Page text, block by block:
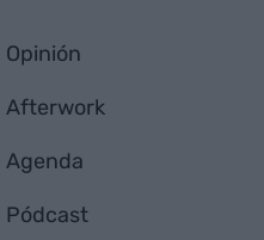
Opinión
Afterwork
Agenda
Pódcast